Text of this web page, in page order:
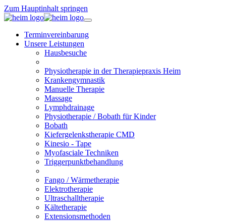
Zum Hauptinhalt springen
Terminvereinbarung
Unsere Leistungen
Hausbesuche
Physiotherapie in der Therapiepraxis Heim
Krankengymnastik
Manuelle Therapie
Massage
Lymphdrainage
Physiotherapie / Bobath für Kinder
Bobath
Kiefergelenkstherapie CMD
Kinesio - Tape
Myofasciale Techniken
Triggerpunktbehandlung
Fango / Wärmetherapie
Elektrotherapie
Ultraschalltherapie
Kältetherapie
Extensionsmethoden